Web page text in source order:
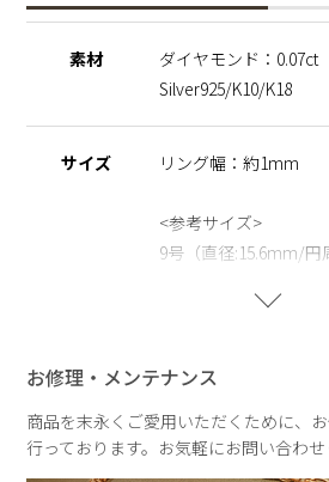
品質管理を行っております。
※こちらの商品はサステナブルの観点
を大切にし、受注生産にて承っていま
ご了承くださいませ。
素材
ダイヤモンド：0.07ct
Silver925/K10/K18
サイズ リング幅：約1mm
<参考サイズ>
9号（直径:15.6mm/円
お修理・メンテナンス
商品を末永くご愛用いただくために、
行っております。お気軽にお問い合わせ